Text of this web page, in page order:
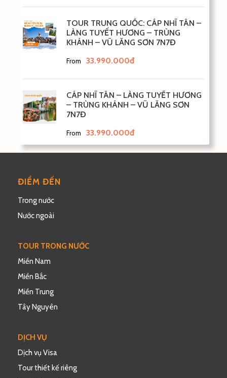
TOUR TRUNG QUỐC: CÁP NHĨ TÂN –
LÀNG TUYẾT HƯƠNG – TRÙNG
KHÁNH – VŨ LĂNG SƠN 7N7Đ
From 33.990.000đ
CÁP NHĨ TÂN – LÀNG TUYẾT HƯƠNG
– TRÙNG KHÁNH – VŨ LĂNG SƠN
7N7Đ
From 33.990.000đ
ĐIỂM ĐẾN
Trong nước
Nước ngoài
TOUR TRONG NƯỚC
Miền Nam
Miền Bắc
Miền Trung
Tây Nguyên
DỊCH VỤ
Dịch vụ Visa
Tour thiết kế riêng